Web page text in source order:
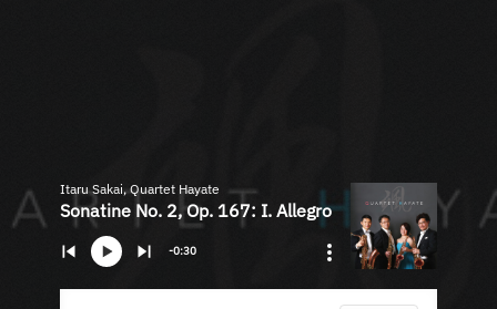
Itaru Sakai, Quartet Hayate
Sonatine No. 2, Op. 167: I. Allegro
-0:30